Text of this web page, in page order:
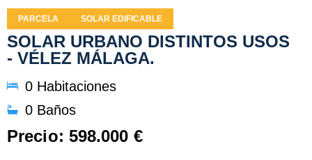
PARCELA SOLAR EDIFICABLE
SOLAR URBANO DISTINTOS USOS
- VÉLEZ MÁLAGA.
0 Habitaciones
0 Baños
Precio: 598.000 €